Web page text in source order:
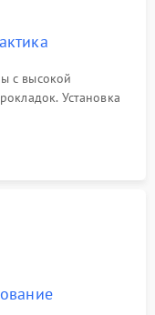
с высокой
Установка
Предварительная